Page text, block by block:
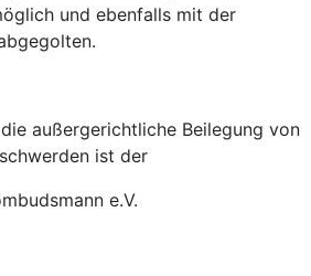
und ebenfalls mit der
außergerichtliche Beilegung von
ist der
e.V.